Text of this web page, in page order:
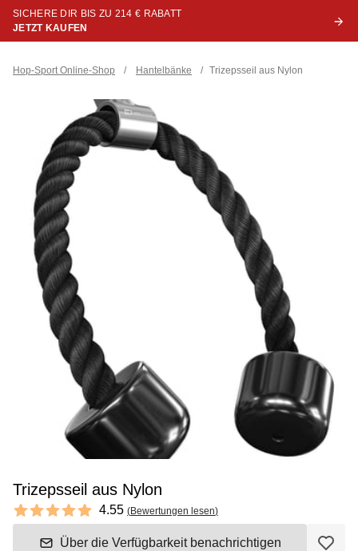
SICHERE DIR BIS ZU 214 € RABATT
JETZT KAUFEN
Hop-Sport Online-Shop / Hantelbänke / Trizepsseil aus Nylon
Trizepsseil aus Nylon
Reviews
4.55 out of 5 stars 4.55 (Bewertungen lesen)
Über die Verfügbarkeit benachrichtigen